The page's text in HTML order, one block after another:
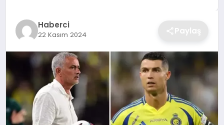
Haberci
22 Kasım 2024 Paylaş